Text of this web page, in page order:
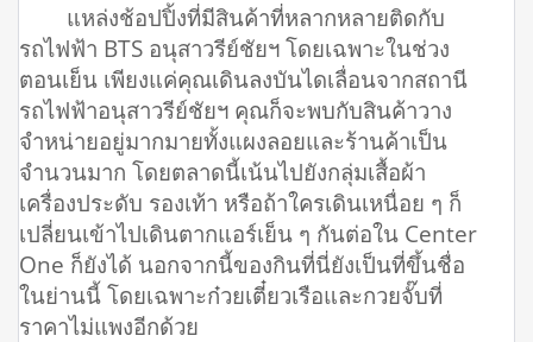
แหล่งช้อปปิ้งที่มีสินค้าที่หลากหลายติดกับ
รถไฟฟ้า BTS อนุสาวรีย์ชัยฯ โดยเฉพาะในช่วง
ตอนเย็น เพียงแค่คุณเดินลงบันไดเลื่อนจากสถานี
รถไฟฟ้าอนุสาวรีย์ชัยฯ คุณก็จะพบกับสินค้าวาง
จำหน่ายอยู่มากมายทั้งแผงลอยและร้านค้าเป็น
จำนวนมาก โดยตลาดนี้เน้นไปยังกลุ่มเสื้อผ้า
เครื่องประดับ รองเท้า หรือถ้าใครเดินเหนื่อย ๆ ก็
เปลี่ยนเข้าไปเดินตากแอร์เย็น ๆ กันต่อใน Center
One ก็ยังได้ นอกจากนี้ของกินที่นี่ยังเป็นที่ขึ้นชื่อ
ในย่านนี้ โดยเฉพาะก๋วยเตี๋ยวเรือและกวยจั๊บที่
ราคาไม่แพงอีกด้วย